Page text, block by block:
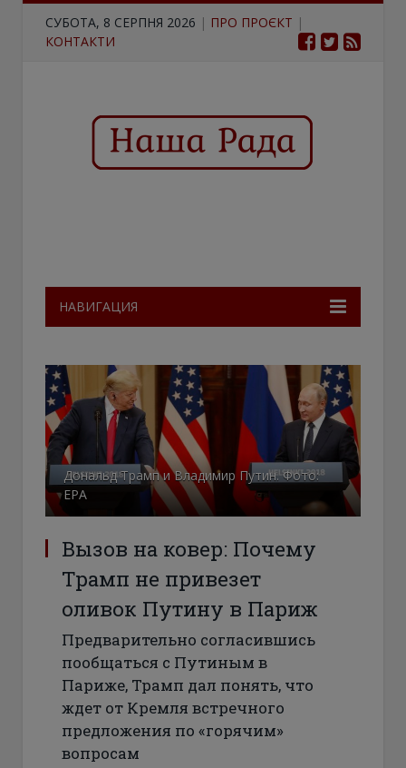
СУБОТА, 8 СЕРПНЯ 2026 | ПРО ПРОЄКТ |
КОНТАКТИ
НАВИГАЦИЯ
Дональд Трамп и Владимир Путин. Фото:
ЕРА
Вызов на ковер: Почему
Трамп не привезет
оливок Путину в Париж
Предварительно согласившись
пообщаться с Путиным в
Париже, Трамп дал понять, что
ждет от Кремля встречного
предложения по «горячим»
вопросам